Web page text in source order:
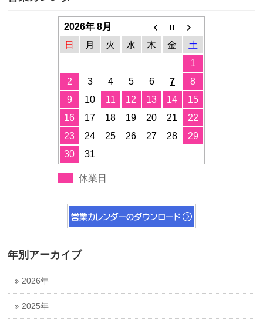
2026年 8月
日
月 火 水 木 金
土
1
2
3 4 5 6 7
8
9
10 11 12 13 14
15
16
17 18 19 20 21
22
23
24 25 26 27 28
29
30
31
休業日
年別アーカイブ
2026年
2025年